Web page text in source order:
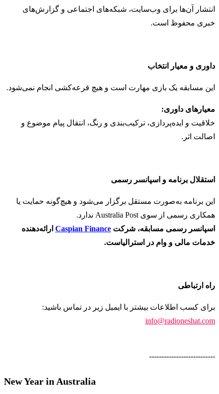
انتشار آن‌ها برای وب‌سایت، شبکه‌های اجتماعی و گزارش‌های
خبری محفوظ است.
داوری و معیار انتخاب
این مسابقه یک بازی مهارت است و هیچ قرعه‌کشی انجام نمی‌شود.
معیارهای داوری:
خلاقیت و ایده‌پردازی، ترکیب‌بندی و رنگ، انتقال پیام موضوع و
اصالت اثر.
استقلال برنامه و اسپانسر رسمی
این برنامه به‌صورت مستقل برگزار می‌شود و هیچ‌گونه حمایت یا
همکاری رسمی از سوی Australia Post ندارد.
اسپانسر رسمی مسابقه، شرکت Caspian Finance ارائه‌دهنده
خدمات مالی و وام در استرالیاست.
راه ارتباطی
برای کسب اطلاعات بیشتر با ایمیل زیر در تماس باشید:
info@radioneshat.com
---------------------------
New Year in Australia